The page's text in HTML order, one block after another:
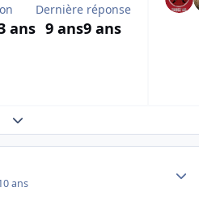
ans
Dernière réponse
9 ans9 ans
Expand topic overview
ans